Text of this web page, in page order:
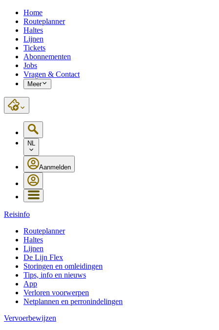
Home
Routeplanner
Haltes
Lijnen
Tickets
Abonnementen
Jobs
Vragen & Contact
Meer
NL
Aanmelden
Reisinfo
Routeplanner
Haltes
Lijnen
De Lijn Flex
Storingen en omleidingen
Tips, info en nieuws
App
Verloren voorwerpen
Netplannen en perronindelingen
Vervoerbewijzen